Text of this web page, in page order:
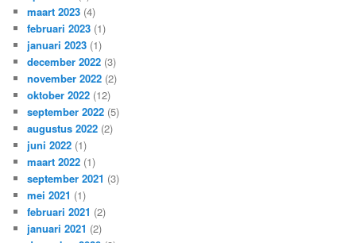
maart 2023 (4)
februari 2023 (1)
januari 2023 (1)
december 2022 (3)
november 2022 (2)
oktober 2022 (12)
september 2022 (5)
augustus 2022 (2)
juni 2022 (1)
maart 2022 (1)
september 2021 (3)
mei 2021 (1)
februari 2021 (2)
januari 2021 (2)